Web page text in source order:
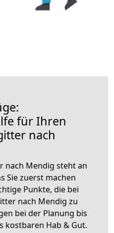
für Ihren
nach
nach Mendig steht an
Sie zuerst machen
Punkte, die bei
nach Mendig zu
bei der Planung bis
kostbaren Hab & Gut.